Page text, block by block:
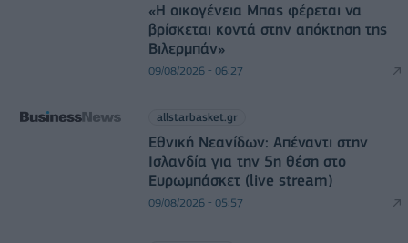
«Η οικογένεια Μπας φέρεται να
βρίσκεται κοντά στην απόκτηση της
Βιλερμπάν»
09/08/2026 - 06:27
allstarbasket.gr
Εθνική Νεανίδων: Απέναντι στην
Ισλανδία για την 5η θέση στο
Ευρωμπάσκετ (live stream)
09/08/2026 - 05:57